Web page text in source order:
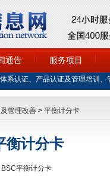
系认证、产品认证及管理培训
通告 服务项目
管理改善 > 平衡计分卡
衡计分卡
BSC平衡计分卡